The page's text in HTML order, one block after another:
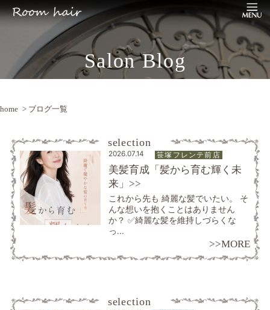
Salon Blog
home > ブログ一覧
selection
2026.07.14 笹塚フレンテ前店
美髪育成「髪から育む輝く未
来」>>
これから先も 綺麗な髪でいたい。 そ
んな想いを抱くことはありません
か？ ✅綺麗な髪を維持しづらくな
っ...
>>MORE
selection